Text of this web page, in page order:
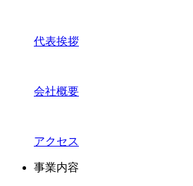
代表挨拶
会社概要
アクセス
事業内容